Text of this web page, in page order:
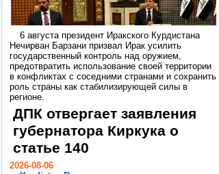
6 августа президент Иракского Курдистана
Нечирван Барзани призвал Ирак усилить
государственный контроль над оружием,
предотвратить использование своей территории
в конфликтах с соседними странами и сохранить
роль страны как стабилизирующей силы в
регионе.
ДПК отвергает заявления
губернатора Киркука о
статье 140
2026-08-06